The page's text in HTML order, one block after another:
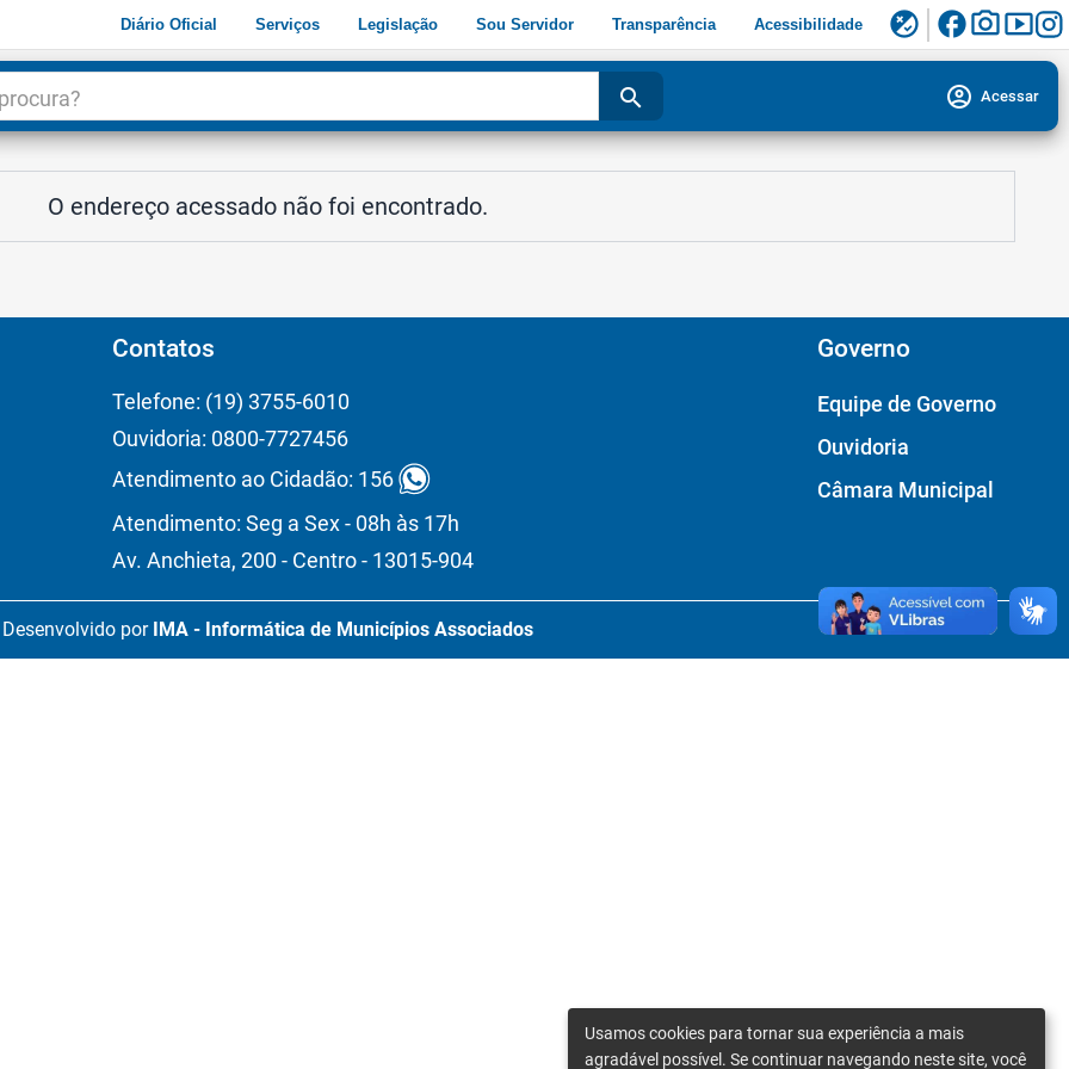
Diário Oficial Serviços Legislação Sou Servidor Transparência Acessibilidade flaky facebookphoto_camerasmart_display
search account_circle Acessar
O endereço acessado não foi encontrado.
Contatos
Telefone: (19) 3755-6010
Ouvidoria: 0800-7727456
Atendimento ao Cidadão: 156
Atendimento: Seg a Sex - 08h às 17h
Av. Anchieta, 200 - Centro - 13015-904
Governo
Equipe de Governo
Ouvidoria
Câmara Municipal
Desenvolvido por IMA - Informática de Municípios Associados
Usamos cookies para tornar sua experiência a mais
agradável possível. Se continuar navegando neste site, você